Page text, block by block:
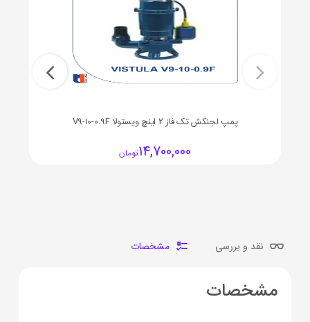
پمپ لجنکش تک فاز 2 اینچ ویستولا V9-10-0.9F
14,700,000تومان
نقد و بررسی مشخصات
مشخصات